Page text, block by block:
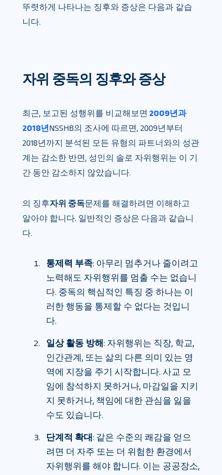
뚜렷하게 나타나는 징후와 증상은 다음과 같습
니다.
자위 중독의 징후와 증상
최근, 보고된 성행위를 비교해보면 2009년과
2018년 NSSHB의 조사에 따르면, 2009년부터
2018년까지 분석된 모든 유형의 파트너와의 성관
계는 감소한 반면, 성인의 솔로 자위행위는 이 기
간 동안 감소하지 않았습니다.
의 징후자위 중독문제를 해결하려면 이해하고
알아야 합니다. 일반적인 증상은 다음과 같습니
다.
통제력 부족: 아무리 멈추거나 줄이려고
노력해도 자위행위를 멈출 수는 없습니
다. 중독의 핵심적인 특징 중 하나는 이
러한 행동을 통제할 수 없다는 것입니
다.
일상 활동 방해 : 자위행위는 직장, 학교,
인간관계, 또는 삶의 다른 의미 있는 영
역에 지장을 주기 시작합니다. 사교 모
임에 참석하지 못하거나, 마감일을 지키
지 못하거나, 책임에 대한 관심을 잃을
수도 있습니다.
단계적 확대 : 같은 수준의 쾌감을 얻으
려면 더 자주 또는 더 위험한 환경에서
자위행위를 해야 합니다. 이는 공공장소,